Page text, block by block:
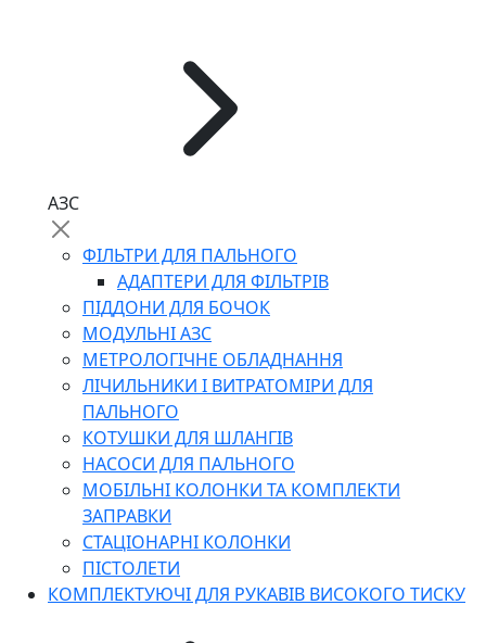
АЗС
ФІЛЬТРИ ДЛЯ ПАЛЬНОГО
АДАПТЕРИ ДЛЯ ФІЛЬТРІВ
ПІДДОНИ ДЛЯ БОЧОК
МОДУЛЬНІ АЗС
МЕТРОЛОГІЧНЕ ОБЛАДНАННЯ
ЛІЧИЛЬНИКИ І ВИТРАТОМІРИ ДЛЯ
ПАЛЬНОГО
КОТУШКИ ДЛЯ ШЛАНГІВ
НАСОСИ ДЛЯ ПАЛЬНОГО
МОБІЛЬНІ КОЛОНКИ ТА КОМПЛЕКТИ
ЗАПРАВКИ
СТАЦІОНАРНІ КОЛОНКИ
ПІСТОЛЕТИ
КОМПЛЕКТУЮЧІ ДЛЯ РУКАВІВ ВИСОКОГО ТИСКУ